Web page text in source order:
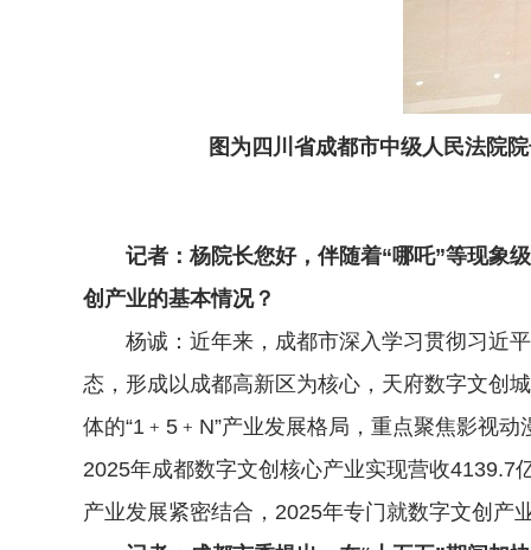
图为四川省成都市中级人民法院
记者：杨院长您好，伴随着“哪吒”等现象级
创产业的基本情况？
杨诚：近年来，成都市深入学习贯彻习近平
态，形成以成都高新区为核心，天府数字文创
体的“1﹢5﹢N”产业发展格局，重点聚焦影视
2025年成都数字文创核心产业实现营收4139.7
产业发展紧密结合，2025年专门就数字文创产